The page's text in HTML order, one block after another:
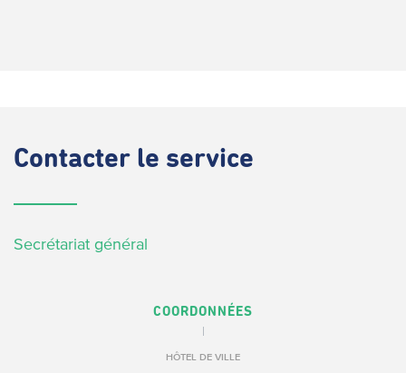
Contacter le service
Secrétariat général
COORDONNÉES
HÔTEL DE VILLE